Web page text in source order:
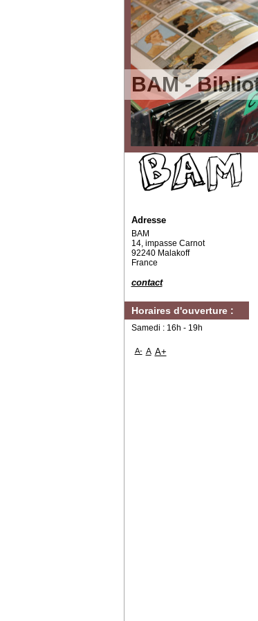
BAM -
Adresse
BAM
14, impasse Carnot
92240 Malakoff
France
contact
Horaires d'ouverture :
Samedi : 16h - 19h
A- A A+